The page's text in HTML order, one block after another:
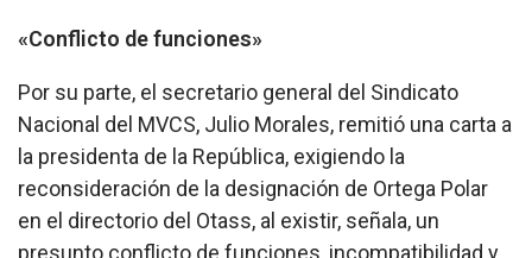
«Conflicto de funciones»
Por su parte, el secretario general del Sindicato
Nacional del MVCS, Julio Morales, remitió una carta a
la presidenta de la República, exigiendo la
reconsideración de la designación de Ortega Polar
en el directorio del Otass, al existir, señala, un
presunto conflicto de funciones, incompatibilidad y